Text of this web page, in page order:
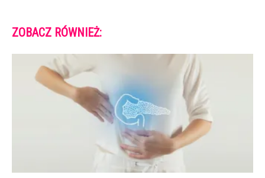
ZOBACZ RÓWNIEŻ: